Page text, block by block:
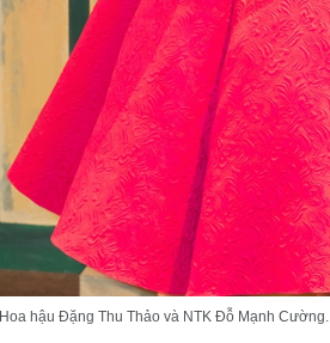
Hoa hậu Đặng Thu Thảo và NTK Đỗ Mạnh Cường.